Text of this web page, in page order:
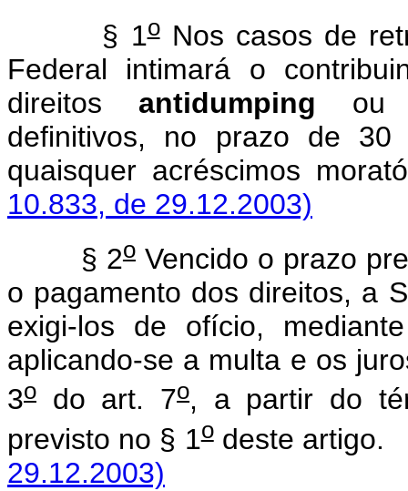
§ 1oNos casos de
Federal intimará o
direitos antidumping ou
definitivos, no prazo de
quaisquer acréscimos
10.833, de 29.12.2003)
§ 2oVencido o prazo
o pagamento dos direitos, a
exigi-los de ofício,
aplicando-se a multa e os
3o do art. 7o, a partir do
previsto no § 1odeste
29.12.2003)